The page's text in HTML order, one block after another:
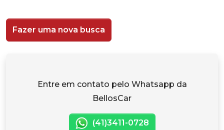
Fazer uma nova busca
Entre em contato pelo Whatsapp da
BellosCar
(41)3411-0728